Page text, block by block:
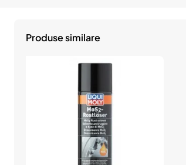
Produse similare